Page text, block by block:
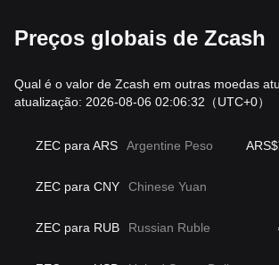
Preços globais de Zcash
Qual é o valor de Zcash em outras moedas
atualização: 2026-08-06 02:06:32 （UTC+0）
ZEC para ARS Argentine Peso
ZEC para CNY Chinese Yuan
ZEC para RUB Russian Ruble